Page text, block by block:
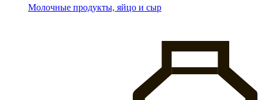
Молочные продукты, яйцо и сыр